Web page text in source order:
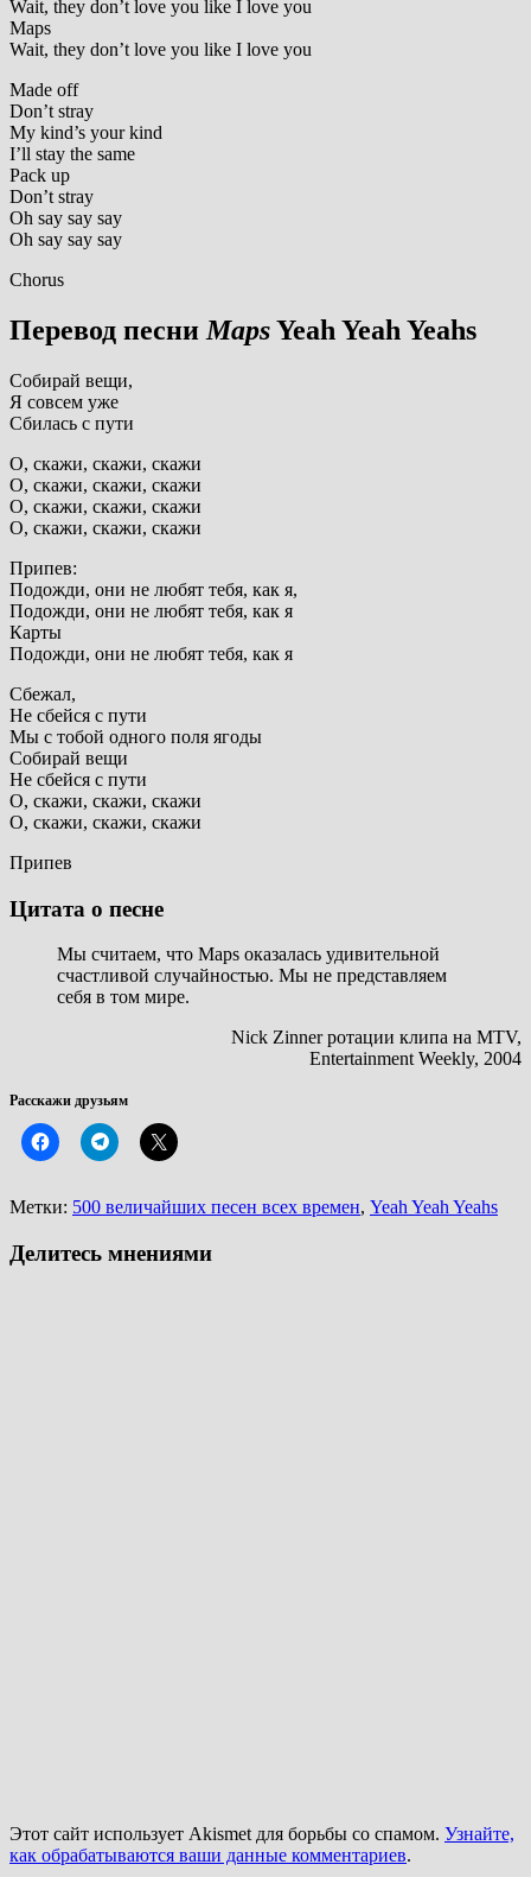
Wait, they don’t love you like I love you
Maps
Wait, they don’t love you like I love you
Made off
Don’t stray
My kind’s your kind
I’ll stay the same
Pack up
Don’t stray
Oh say say say
Oh say say say
Chorus
Перевод песни MapsYeah Yeah Yeahs
Собирай вещи,
Я совсем уже
Сбилась с пути
О, скажи, скажи, скажи
О, скажи, скажи, скажи
О, скажи, скажи, скажи
О, скажи, скажи, скажи
Припев:
Подожди, они не любят тебя, как я,
Подожди, они не любят тебя, как я
Карты
Подожди, они не любят тебя, как я
Сбежал,
Не сбейся с пути
Мы с тобой одного поля ягоды
Собирай вещи
Не сбейся с пути
О, скажи, скажи, скажи
О, скажи, скажи, скажи
Припев
Цитата о песне
Мы считаем, что Maps оказалась удивительной
счастливой случайностью. Мы не представляем
себя в том мире.
Nick Zinner ротации клипа на MTV,
Entertainment Weekly, 2004
Расскажи друзьям
Метки: 500 величайших песен всех времен, Yeah Yeah Yeahs
Делитесь мнениями
Этот сайт использует Akismet для борьбы со спамом. Узнайте,
как обрабатываются ваши данные комментариев.